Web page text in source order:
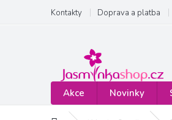
obsah
Kontakty Doprava a platba
Akce Novinky